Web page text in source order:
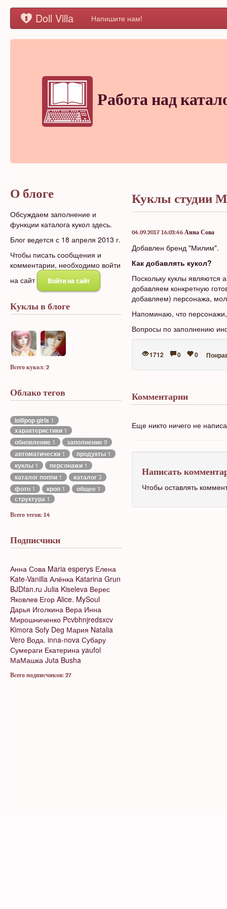
Doll Villa Напишите нам!
Работа над
О блоге
Обсуждаем заполнение и
функции каталога кукол здесь.
Блог ведется с 18 апреля 2013 г.
Чтобы писать сообщения и
комментарии, необходимо войти
на сайт
Войти на сайт
Куклы в блоге
Всего кукол: 2
Облако тегов
lollipop girls 1
характеристики 1
обновление 1 заполнение9
автоматически 1 продукты 1
куклы 1 персонажи 1
каталог поппи 1 каталог3
фото 1 кроп 1 общее 1
структура 1
Всего тегов: 14
Подписчики
Анна Сова Maria esperys Елена
Kate-Vanilla Алёнка Katarina Grun
BJDfan.ru Julia Kiseleva Верес
Яковлев Егор Alice. MySoul
Дарья Иголкина Вера Инна
Мирошниченко Pcvbhnjredsxcv
Kimora Sofy Deg Мария Natalia
Vero Вода. inna-nova Субару
Сумераги Екатерина yaufol
МаМашка Juta Busha
Всего подписчиков: 27
Куклы студии
04.09.2017 16:03:46 Анна Сова
Добавлен бренд "Милим".
Как добавлять кукол?
Поскольку куклы являются
добавляем конкретную
добавляем) персонажа,
Напоминаю, что
Вопросы по заполнению
1712 0 0
Комментарии
Еще никто ничего не
Написать
Чтобы оставлять